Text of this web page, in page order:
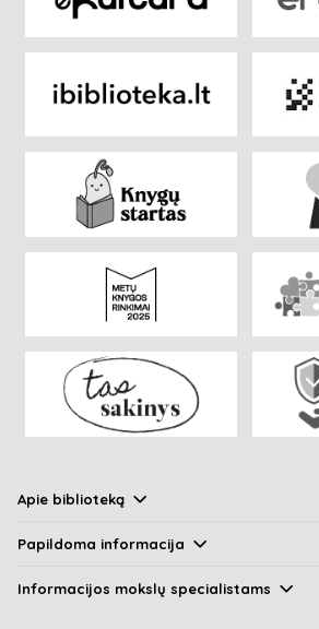
Apie biblioteką
Papildoma informacija
Informacijos mokslų specialistams